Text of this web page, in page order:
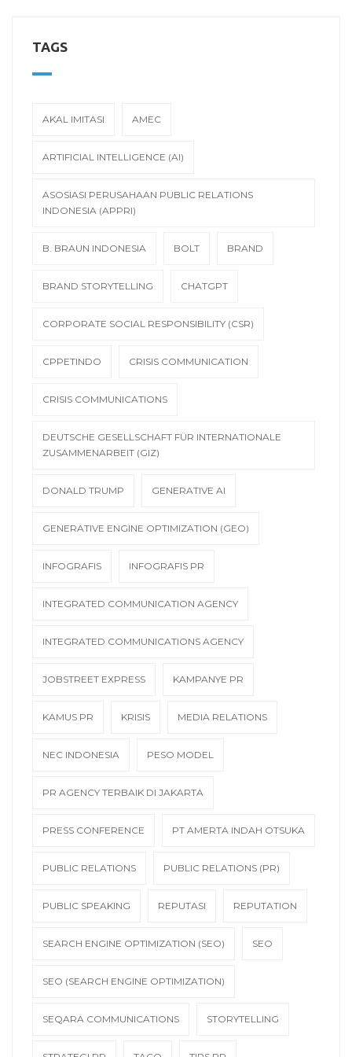
TAGS
AKAL IMITASI AMEC
ARTIFICIAL INTELLIGENCE (AI)
ASOSIASI PERUSAHAAN PUBLIC RELATIONS
INDONESIA (APPRI)
B. BRAUN INDONESIA BOLT BRAND
BRAND STORYTELLING CHATGPT
CORPORATE SOCIAL RESPONSIBILITY (CSR)
CPPETINDO CRISIS COMMUNICATION
CRISIS COMMUNICATIONS
DEUTSCHE GESELLSCHAFT FÜR INTERNATIONALE
ZUSAMMENARBEIT (GIZ)
DONALD TRUMP GENERATIVE AI
GENERATIVE ENGINE OPTIMIZATION (GEO)
INFOGRAFIS INFOGRAFIS PR
INTEGRATED COMMUNICATION AGENCY
INTEGRATED COMMUNICATIONS AGENCY
JOBSTREET EXPRESS KAMPANYE PR
KAMUS PR KRISIS MEDIA RELATIONS
NEC INDONESIA PESO MODEL
PR AGENCY TERBAIK DI JAKARTA
PRESS CONFERENCE PT AMERTA INDAH OTSUKA
PUBLIC RELATIONS PUBLIC RELATIONS (PR)
PUBLIC SPEAKING REPUTASI REPUTATION
SEARCH ENGINE OPTIMIZATION (SEO) SEO
SEO (SEARCH ENGINE OPTIMIZATION)
SEQARA COMMUNICATIONS STORYTELLING